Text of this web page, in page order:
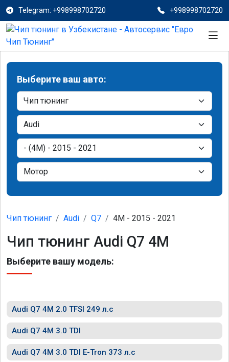
Telegram: +998998702720 +998998702720
Выберите ваш авто:
Чип тюнинг Audi Q7 4M - 2015 - 2021
Чип тюнинг Audi Q7 4M
Выберите вашу модель:
Audi Q7 4M 2.0 TFSI 249 л.с
Audi Q7 4M 3.0 TDI
Audi Q7 4M 3.0 TDI E-Tron 373 л.с